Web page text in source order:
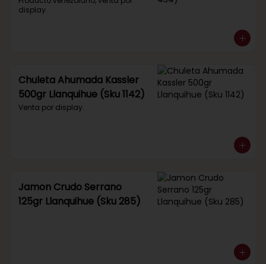
display.
Chuleta Ahumada Kassler
500gr Llanquihue (Sku 1142)
Venta por display.
Jamon Crudo Serrano
125gr Llanquihue (Sku 285)